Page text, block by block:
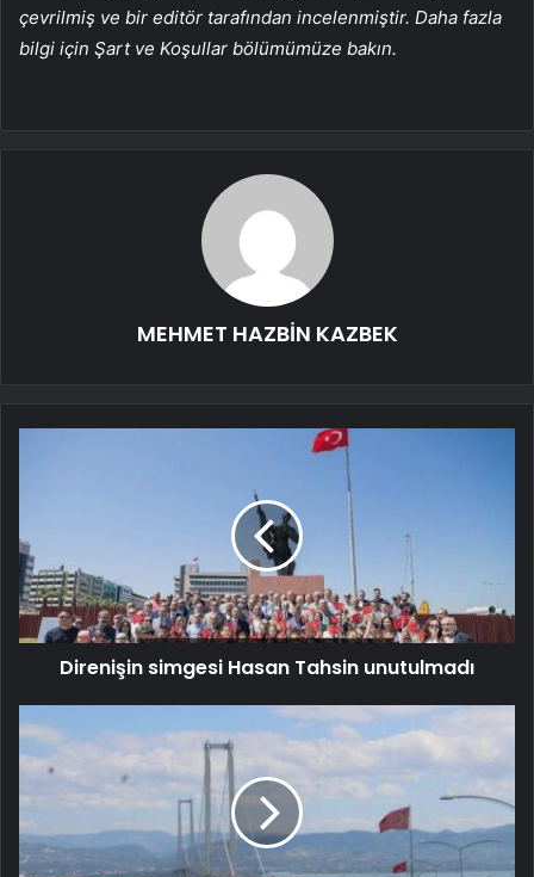
çevrilmiş ve bir editör tarafından incelenmiştir. Daha fazla
bilgi için Şart ve Koşullar bölümümüze bakın.
MEHMET HAZBİN KAZBEK
Direnişin simgesi Hasan Tahsin unutulmadı